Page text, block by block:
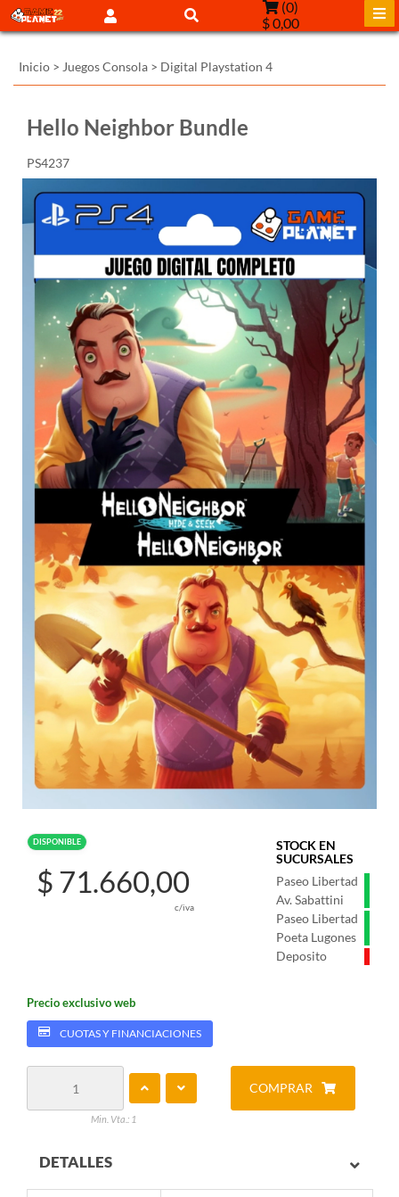
(0)
$ 0,00
Inicio > Juegos Consola > Digital Playstation 4
Hello Neighbor Bundle
PS4237
DISPONIBLE
STOCK EN
SUCURSALES
Paseo Libertad
Av. Sabattini
Paseo Libertad
Poeta Lugones
Deposito
$ 71.660,00
c/iva
Precio exclusivo web
CUOTAS Y FINANCIACIONES
Min. Vta.: 1
COMPRAR
DETALLES